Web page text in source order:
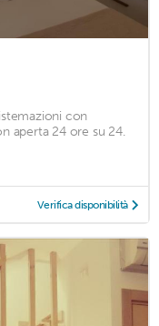
con
aperta 24 ore su 24.
Verifica disponibilità